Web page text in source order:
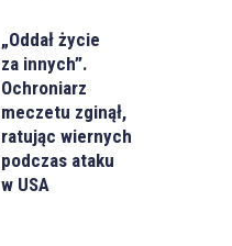
„Oddał życie
za innych”.
Ochroniarz
meczetu zginął,
ratując wiernych
podczas ataku
w USA